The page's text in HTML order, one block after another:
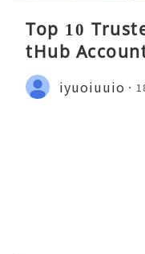
Top 10
tHub
iyuoiuuio